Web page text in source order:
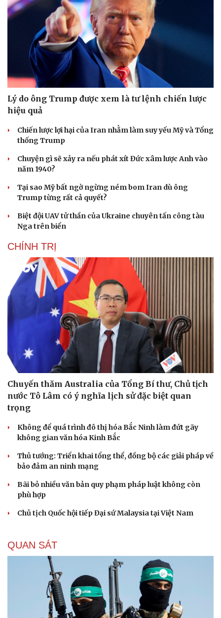
Lý do ông Trump được xem là tư lệnh chiến lược
hiệu quả
Chiến lược lợi hại của Iran nhằm làm suy yếu Mỹ và Tổng
thống Trump
Chuyện gì sẽ xảy ra nếu phát xít Đức xâm lược Anh vào
năm 1940?
Tại sao Mỹ bất ngờ ngừng ném bom Iran dù ông
Trump từng rất cả quyết?
Biệt đội UAV tử thần của Ukraine chuyên tấn công tàu
Nga trên biển
CHÍNH TRỊ
Chuyến thăm Australia của Tổng Bí thư, Chủ tịch
nước Tô Lâm có ý nghĩa lịch sử đặc biệt quan
trọng
Không để quá trình đô thị hóa Bắc Ninh làm đứt gãy
không gian văn hóa Kinh Bắc
Thủ tướng: Triển khai tổng thể, đồng bộ các giải pháp về
bảo đảm an ninh mạng
Bãi bỏ nhiều văn bản quy phạm pháp luật không còn
phù hợp
Chủ tịch Quốc hội tiếp Đại sứ Malaysia tại Việt Nam
QUAN SÁT